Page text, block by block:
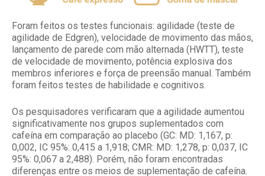
Foram feitos os testes funcionais: agilidade (teste de
agilidade de Edgren), velocidade de movimento das mãos,
lançamento de parede com mão alternada (HWTT), teste
de velocidade de movimento, potência explosiva dos
membros inferiores e força de preensão manual. Também
foram feitos testes de habilidade e cognitivos.
Os pesquisadores verificaram que a agilidade aumentou
significativamente nos grupos suplementados com
cafeína em comparação ao placebo (GC: MD: 1,167, p:
0,002, IC 95%: 0,415 a 1,918; CMR: MD: 1,278, p: 0,037, IC
95%: 0,067 a 2,488). Porém, não foram encontradas
diferenças entre os meios de suplementação de cafeína.